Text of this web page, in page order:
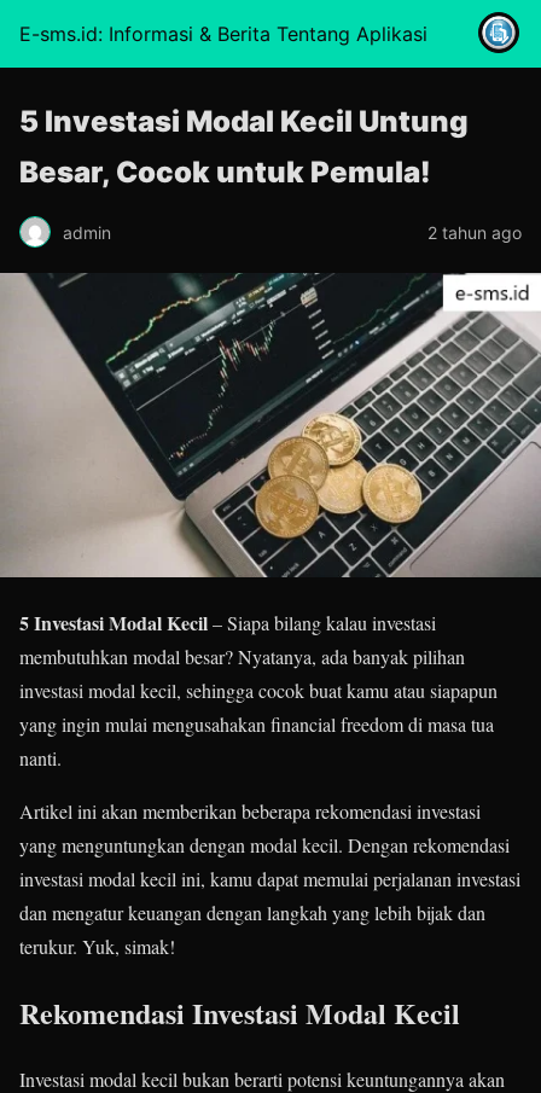
E-sms.id: Informasi & Berita Tentang Aplikasi
5 Investasi Modal Kecil Untung
Besar, Cocok untuk Pemula!
admin 2 tahun ago
5 Investasi Modal Kecil– Siapa bilang kalau investasi
membutuhkan modal besar? Nyatanya, ada banyak pilihan
investasi modal kecil, sehingga cocok buat kamu atau siapapun
yang ingin mulai mengusahakan financial freedom di masa tua
nanti.
Artikel ini akan memberikan beberapa rekomendasi investasi
yang menguntungkan dengan modal kecil. Dengan rekomendasi
investasi modal kecil ini, kamu dapat memulai perjalanan investasi
dan mengatur keuangan dengan langkah yang lebih bijak dan
terukur. Yuk, simak!
Rekomendasi Investasi Modal Kecil
Investasi modal kecil bukan berarti potensi keuntungannya akan